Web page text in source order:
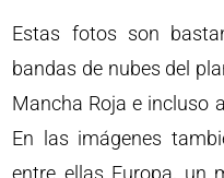
Estas fotos son
bandas de nubes del
Mancha Roja e incluso
En las imágenes
entre ellas Europa, un